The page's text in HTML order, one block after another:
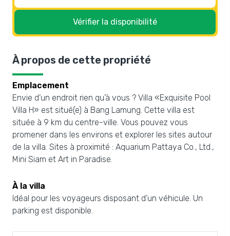
Vérifier la disponibilité
À propos de cette propriété
Emplacement
Envie d’un endroit rien qu’à vous ? Villa «Exquisite Pool
Villa H» est situé(e) à Bang Lamung. Cette villa est
située à 9 km du centre-ville. Vous pouvez vous
promener dans les environs et explorer les sites autour
de la villa. Sites à proximité : Aquarium Pattaya Co., Ltd.,
Mini Siam et Art in Paradise.
À la villa
Idéal pour les voyageurs disposant d’un véhicule. Un
parking est disponible.